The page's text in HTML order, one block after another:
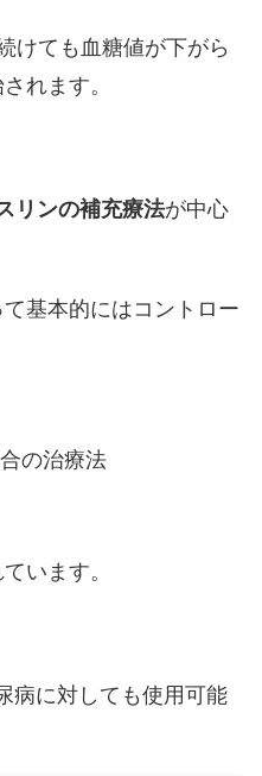
けても血糖値が下がら
れます。
リンの補充療法が中心
基本的にはコントロー
の治療法
います。
病に対しても使用可能